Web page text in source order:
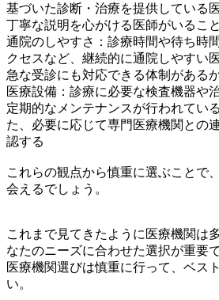
基づいた診断・治療を提供している
丁寧な説明を心がける医師がいるこ
通院のしやすさ：診療時間や待ち時
クセスなど、継続的に通院しやすい
急な受診にも対応できる体制がある
医療設備：診療に必要な検査機器や
定期的なメンテナンスが行われてい
た、必要に応じて専門医療機関との
認する
これらの観点から慎重に選ぶことで
会えるでしょう。
これまで見てきたように医療機関は
なたのニーズに合わせた選択が重要で
医療機関選びは慎重に行って、ベス
い。